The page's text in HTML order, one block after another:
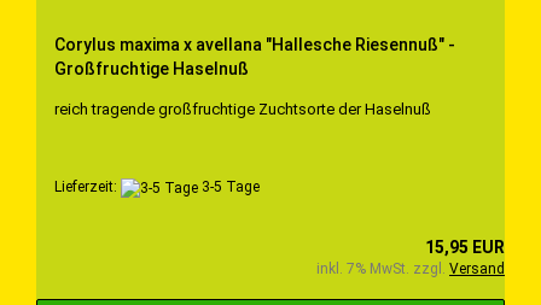
Corylus maxima x avellana "Hallesche Riesennuß" -
Großfruchtige Haselnuß
reich tragende großfruchtige Zuchtsorte der Haselnuß
Lieferzeit: 3-5 Tage
15,95 EUR
inkl. 7% MwSt. zzgl. Versand